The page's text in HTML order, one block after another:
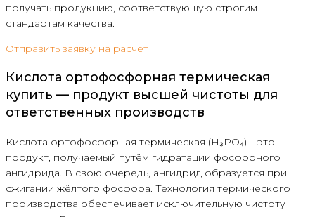
получать продукцию, соответствующую строгим
стандартам качества.
Отправить заявку на расчет
Кислота ортофосфорная термическая
купить — продукт высшей чистоты для
ответственных производств
Кислота ортофосфорная термическая (H₃PO₄) – это
продукт, получаемый путём гидратации фосфорного
ангидрида. В свою очередь, ангидрид образуется при
сжигании жёлтого фосфора. Технология термического
производства обеспечивает исключительную чистоту